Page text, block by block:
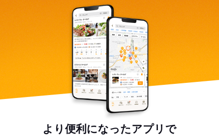
より便利になったアプリで